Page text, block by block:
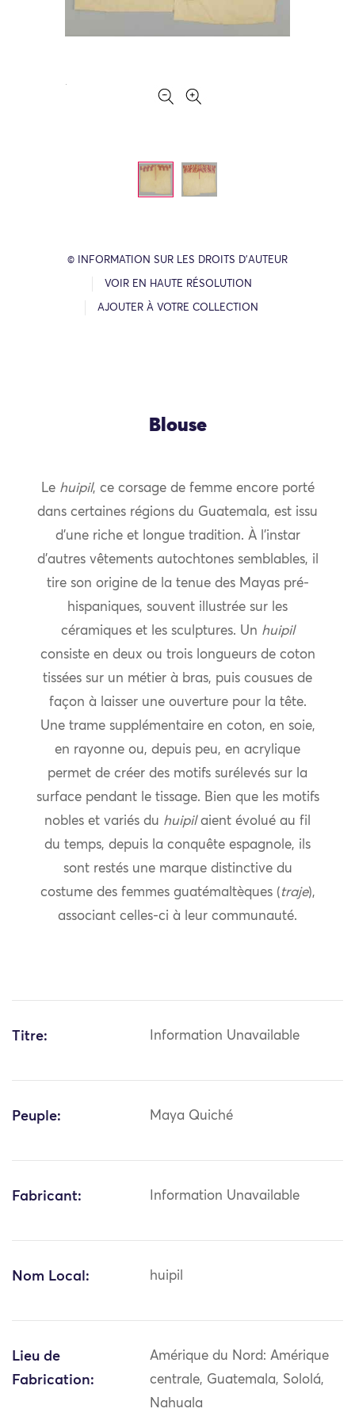
© INFORMATION SUR LES DROITS D’AUTEUR
VOIR EN HAUTE RÉSOLUTION
AJOUTER À VOTRE COLLECTION
Blouse
Le huipil, ce corsage de femme encore porté
dans certaines régions du Guatemala, est issu
d’une riche et longue tradition. À l’instar
d’autres vêtements autochtones semblables, il
tire son origine de la tenue des Mayas pré-
hispaniques, souvent illustrée sur les
céramiques et les sculptures. Un huipil
consiste en deux ou trois longueurs de coton
tissées sur un métier à bras, puis cousues de
façon à laisser une ouverture pour la tête.
Une trame supplémentaire en coton, en soie,
en rayonne ou, depuis peu, en acrylique
permet de créer des motifs surélevés sur la
surface pendant le tissage. Bien que les motifs
nobles et variés du huipilaient évolué au fil
du temps, depuis la conquête espagnole, ils
sont restés une marque distinctive du
costume des femmes guatémaltèques (traje),
associant celles-ci à leur communauté.
Titre: Information Unavailable
Peuple: Maya Quiché
Fabricant: Information Unavailable
Nom Local: huipil
Lieu de
Fabrication:
Amérique du Nord: Amérique
centrale, Guatemala, Sololá,
Nahuala